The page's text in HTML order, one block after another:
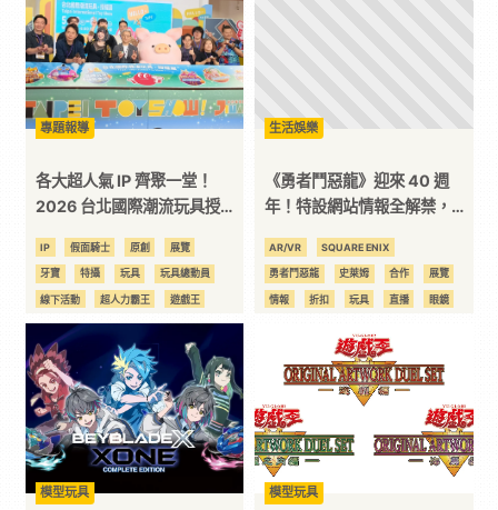
科
技
全
方
位
資
訊
平
專題報導
各大超人氣 IP 齊聚一堂！
2026 台北國際潮流玩具授權
IP 假面騎士 原創 展覽
牙寶 特攝 玩具 玩具總動員
線下活動 超人力霸王 遊戲王
野獸國 馴龍高手
生活娛樂
《勇者鬥惡龍》迎來 40 週
年！特設網站情報全解禁，原
聯名
AR/VR SQUARE ENIX
勇者鬥惡龍 史萊姆 合作 展覽
情報 折扣 玩具 直播 眼鏡
模型玩具 模型玩具